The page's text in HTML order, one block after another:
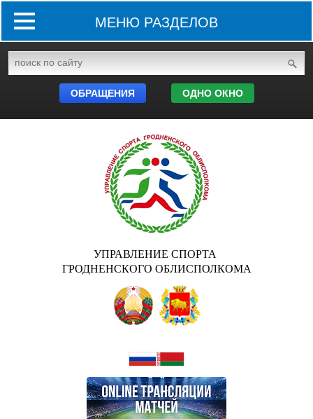
МЕНЮ РАЗДЕЛОВ
ОБРАЩЕНИЯ ОДНО ОКНО
УПРАВЛЕНИЕ СПОРТА
ГРОДНЕНСКОГО ОБЛИСПОЛКОМА